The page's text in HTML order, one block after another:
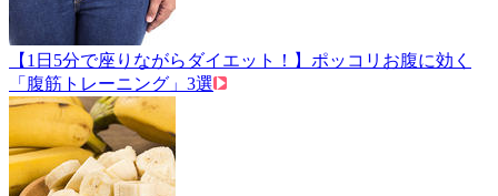
【1日5分で座りながらダイエット！】ポッコリお腹に効く
「腹筋トレーニング」3選